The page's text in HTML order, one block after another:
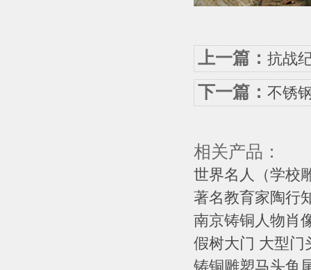
上一篇： 抗战
下一篇： 不锈
相关产品：
世界名人（学校
著名教育家陶行
南京铸铜人物肖
假树大门 大型门
铸铜雕塑马头鱼